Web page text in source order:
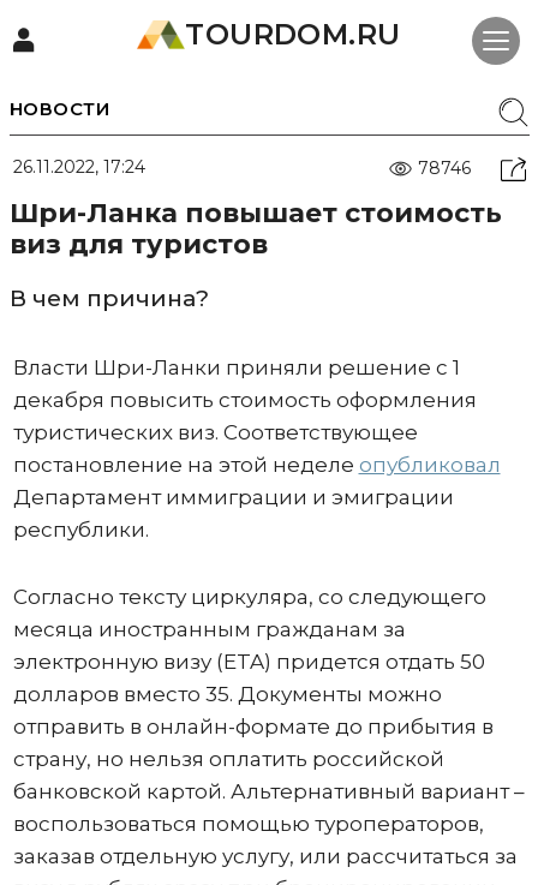
TOURDOM.RU
НОВОСТИ
26.11.2022, 17:24 78746
Шри-Ланка повышает стоимость
виз для туристов
В чем причина?
Власти Шри-Ланки приняли решение с 1
декабря повысить стоимость оформления
туристических виз. Соответствующее
постановление на этой неделе опубликовал
Департамент иммиграции и эмиграции
республики.
Согласно тексту циркуляра, со следующего
месяца иностранным гражданам за
электронную визу (ETA) придется отдать 50
долларов вместо 35. Документы можно
отправить в онлайн-формате до прибытия в
страну, но нельзя оплатить российской
банковской картой. Альтернативный вариант –
воспользоваться помощью туроператоров,
заказав отдельную услугу, или рассчитаться за